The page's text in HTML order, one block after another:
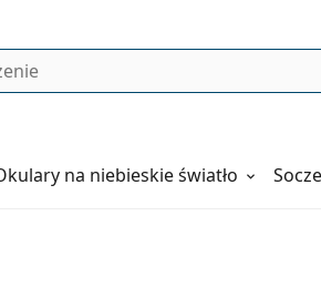
na niebieskie światło